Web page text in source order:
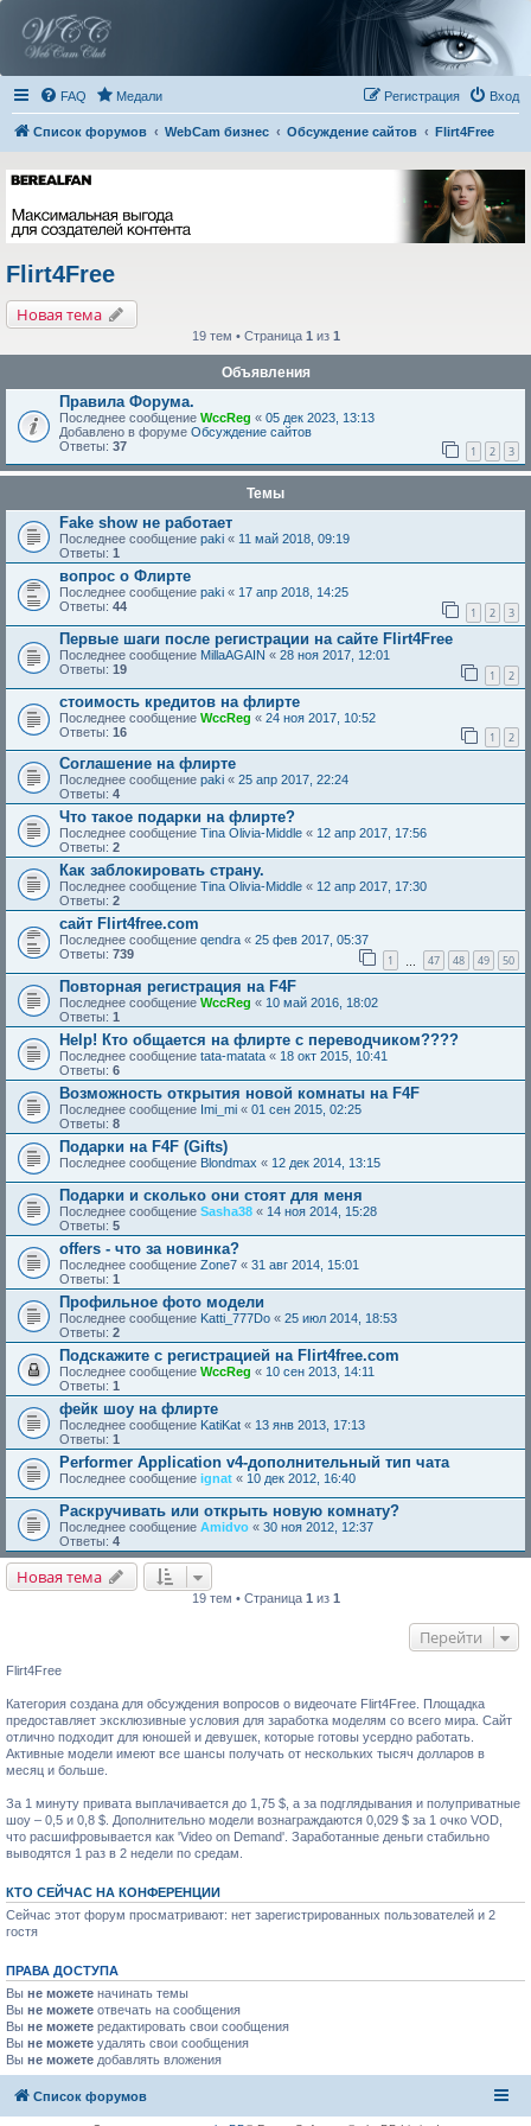
FAQ Медали Вход
Регистрация
Список форумов WebCam бизнес Обсуждение сайтов Flirt4Free
Flirt4Free
Новая тема
19 тем • Страница 1 из 1
Объявления
Правила Форума.
Последнее сообщение WccReg « 05 дек 2023, 13:13
Добавлено в форуме Обсуждение сайтов
Ответы: 37 1 2 3
Темы
Fake show не работает
Последнее сообщение paki « 11 май 2018, 09:19
Ответы: 1
вопрос о Флирте
Последнее сообщение paki « 17 апр 2018, 14:25
Ответы: 44 1 2 3
Первые шаги после регистрации на сайте Flirt4Free
Последнее сообщение MillaAGAIN « 28 ноя 2017, 12:01
Ответы: 19 1 2
стоимость кредитов на флирте
Последнее сообщение WccReg « 24 ноя 2017, 10:52
Ответы: 16 1 2
Соглашение на флирте
Последнее сообщение paki « 25 апр 2017, 22:24
Ответы: 4
Что такое подарки на флирте?
Последнее сообщение Tina Olivia-Middle « 12 апр 2017, 17:56
Ответы: 2
Как заблокировать страну.
Последнее сообщение Tina Olivia-Middle « 12 апр 2017, 17:30
Ответы: 2
сайт Flirt4free.com
Последнее сообщение qendra « 25 фев 2017, 05:37
Ответы: 739 1 47 48 49 50
Повторная регистрация на F4F
Последнее сообщение WccReg « 10 май 2016, 18:02
Ответы: 1
Help! Кто общается на флирте с переводчиком????
Последнее сообщение tata-matata « 18 окт 2015, 10:41
Ответы: 6
Возможность открытия новой комнаты на F4F
Последнее сообщение Imi_mi « 01 сен 2015, 02:25
Ответы: 8
Подарки на F4F (Gifts)
Последнее сообщение Blondmax « 12 дек 2014, 13:15
Подарки и сколько они стоят для меня
Последнее сообщение Sasha38 « 14 ноя 2014, 15:28
Ответы: 5
offers - что за новинка?
Последнее сообщение Zone7 « 31 авг 2014, 15:01
Ответы: 1
Профильное фото модели
Последнее сообщение Katti_777Do « 25 июл 2014, 18:53
Ответы: 2
Подскажите с регистрацией на Flirt4free.com
Последнее сообщение WccReg « 10 сен 2013, 14:11
Ответы: 1
фейк шоу на флирте
Последнее сообщение KatiKat « 13 янв 2013, 17:13
Ответы: 1
Performer Application v4-дополнительный тип чата
Последнее сообщение ignat « 10 дек 2012, 16:40
Раскручивать или открыть новую комнату?
Последнее сообщение Amidvo « 30 ноя 2012, 12:37
Ответы: 4
Новая тема
19 тем • Страница 1 из 1
Перейти
Flirt4Free
Категория создана для обсуждения вопросов о видеочате Flirt4Free. Площадка
предоставляет эксклюзивные условия для заработка моделям со всего мира. Сайт
отлично подходит для юношей и девушек, которые готовы усердно работать.
Активные модели имеют все шансы получать от нескольких тысяч долларов в
месяц и больше.
За 1 минуту привата выплачивается до 1,75 $, а за подглядывания и полуприватные
шоу – 0,5 и 0,8 $. Дополнительно модели вознаграждаются 0,029 $ за 1 очко VOD,
что расшифровывается как 'Video on Demand'. Заработанные деньги стабильно
выводятся 1 раз в 2 недели по средам.
КТО СЕЙЧАС НА КОНФЕРЕНЦИИ
Сейчас этот форум просматривают: нет зарегистрированных пользователей и 2
гостя
ПРАВА ДОСТУПА
Вы не можете начинать темы
Вы не можете отвечать на сообщения
Вы не можете редактировать свои сообщения
Вы не можете удалять свои сообщения
Вы не можете добавлять вложения
Список форумов